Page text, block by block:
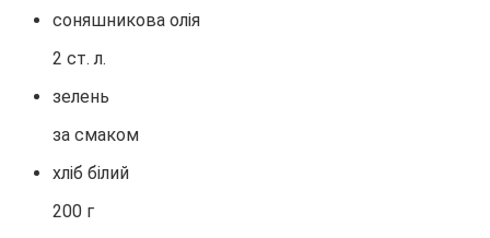
соняшникова олія
2 ст. л.
зелень
за смаком
хліб білий
200 г